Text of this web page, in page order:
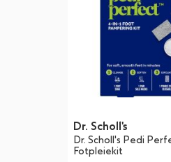
Dr. Scholl's
Dr. Scholl's Pedi
Fotpleiekit